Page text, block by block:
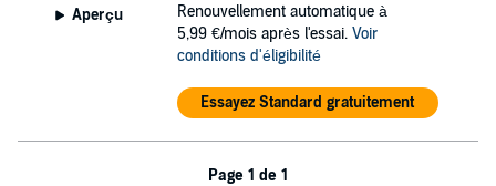
Aperçu
Renouvellement automatique à
5,99 €/mois après l'essai. Voir
conditions d'éligibilité
Essayez Standard gratuitement
Page 1 de 1